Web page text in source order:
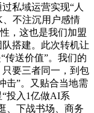
私域运营实现“人
不注沉用户感情
，这也是我们加盟
搭建。此次转机让
传送价值”。我们的
要三者同一，到包
击”。又贴合当地需
投入1亿做AI系
、下战书场、商务